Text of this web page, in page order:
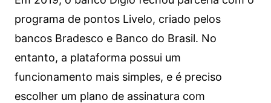
programa de pontos Livelo, criado pelos
bancos Bradesco e Banco do Brasil. No
entanto, a plataforma possui um
funcionamento mais simples, e é preciso
escolher um plano de assinatura com